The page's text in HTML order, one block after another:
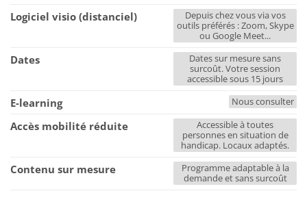
Logiciel visio (distanciel)
Depuis chez vous via vos
outils préférés : Zoom, Skype
ou Google Meet...
Dates
Dates sur mesure sans
surcoût. Votre session
accessible sous 15 jours
E-learning Nous consulter
Accès mobilité réduite
Accessible à toutes
personnes en situation de
handicap. Locaux adaptés.
Contenu sur mesure
Programme adaptable à la
demande et sans surcoût